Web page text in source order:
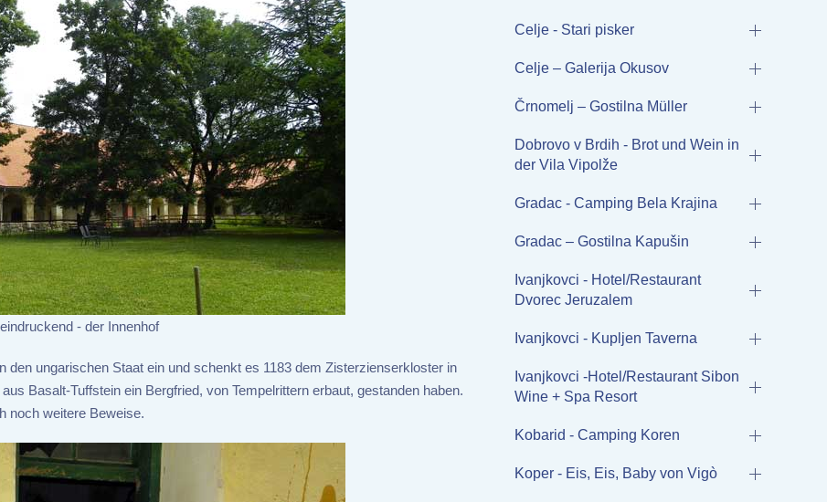
- der Innenhof
den ungarischen Staat ein und schenkt es 1183 dem Zisterzienserkloster in
Basalt-Tuffstein ein Bergfried, von Tempelrittern erbaut, gestanden haben.
noch weitere Beweise.
Celje - Stari pisker
Celje – Galerija Okusov
Črnomelj – Gostilna Müller
Dobrovo v Brdih - Brot und Wein in
der Vila Vipolže
Gradac - Camping Bela Krajina
Gradac – Gostilna Kapušin
Ivanjkovci - Hotel/Restaurant
Dvorec Jeruzalem
Ivanjkovci - Kupljen Taverna
Ivanjkovci -Hotel/Restaurant Sibon
Wine + Spa Resort
Kobarid - Camping Koren
Koper - Eis, Eis, Baby von Vigò